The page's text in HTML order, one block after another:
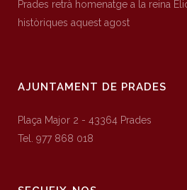
Prades retrà homenatge a la reina
històriques aquest agost
AJUNTAMENT DE PRADES
Plaça Major 2 - 43364 Prades
Tel. 977 868 018